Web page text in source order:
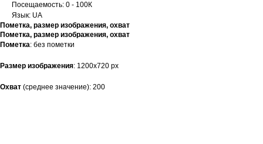
Посещаемость: 0 - 100К
Язык: UA
Пометка, размер изображения, охват
Пометка, размер изображения, охват
Пометка: без пометки
Размер изображения: 1200х720 рх
Охват (среднее значение): 200